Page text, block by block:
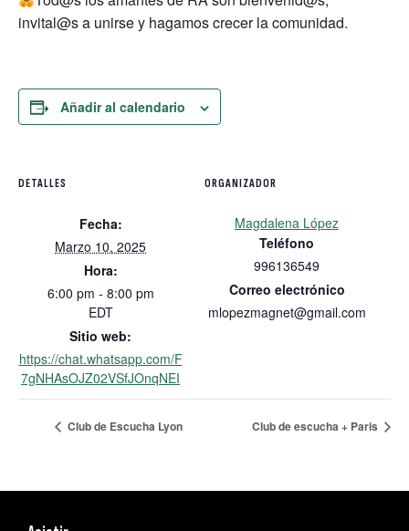
invital@s a unirse y hagamos crecer la comunidad.
Añadir al calendario
DETALLES
Fecha:
Marzo 10, 2025
Hora:
6:00 pm - 8:00 pm
EDT
Sitio web:
https://chat.whatsapp.com/F
7gNHAsOJZ02VSfJOnqNEI
ORGANIZADOR
Magdalena López
Teléfono
996136549
Correo electrónico
mlopezmagnet@gmail.com
Club de Escucha Lyon Club de escucha + Paris